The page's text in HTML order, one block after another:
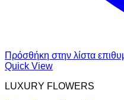
Πρόσθήκη στην λίστα
Quick View
LUXURY FLOWERS